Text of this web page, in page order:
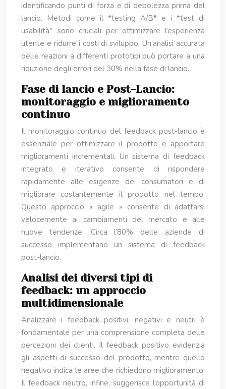
identificando punti di forza e di debolezza prima del
lancio. Metodi come il *testing A/B* e i *test di
usabilità* sono cruciali per ottimizzare l’esperienza
utente e ridurre i costi di sviluppo. Un’analisi accurata
delle reazioni a differenti prototipi può portare a una
riduzione degli errori del 30% nella fase di lancio.
Fase di lancio e Post-Lancio:
monitoraggio e miglioramento
continuo
Il monitoraggio continuo del feedback post-lancio è
essenziale per ottimizzare il prodotto e apportare
miglioramenti incrementali. Un sistema di feedback
integrato e iterativo consente di rispondere
rapidamente alle esigenze dei consumatori e di
migliorare costantemente il prodotto nel tempo.
Questo approccio « agile » consente di adattarsi
velocemente ai cambiamenti del mercato e alle
nuove tendenze. Circa l’80% delle aziende di
successo implementano un sistema di feedback
post-lancio.
Analisi dei diversi tipi di
feedback: un approccio
multidimensionale
Analizzare i feedback positivi, negativi e neutri è
fondamentale per una comprensione completa delle
percezioni dei clienti. Il feedback positivo evidenzia
gli aspetti di successo del prodotto, mentre quello
negativo indica le aree che richiedono miglioramento.
Il feedback neutro, infine, suggerisce l’opportunità di